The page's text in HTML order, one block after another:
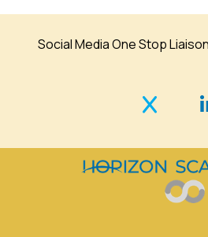
Social Media One Stop